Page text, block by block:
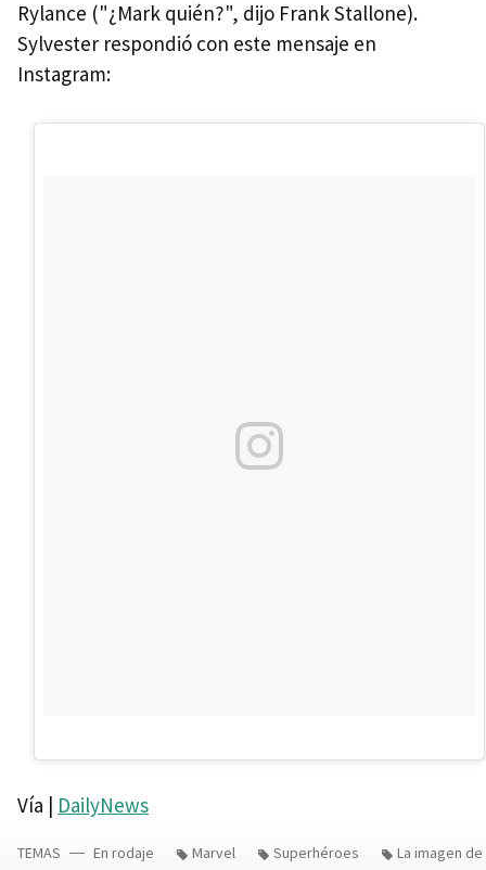
Rylance ("¿Mark quién?", dijo Frank Stallone).
Sylvester respondió con este mensaje en
Instagram:
Vía | DailyNews
TEMAS En rodaje Marvel Superhéroes La imagen